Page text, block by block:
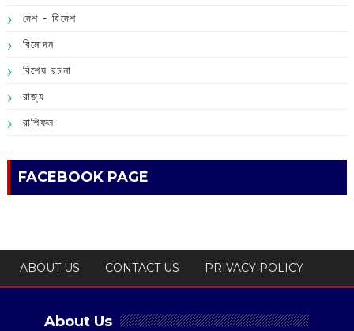
দেশ - বিদেশ
বিনোদন
বিশেষ রচনা
রাজ্য
রাশিফল
FACEBOOK PAGE
ABOUT US CONTACT US PRIVACY POLICY
About Us